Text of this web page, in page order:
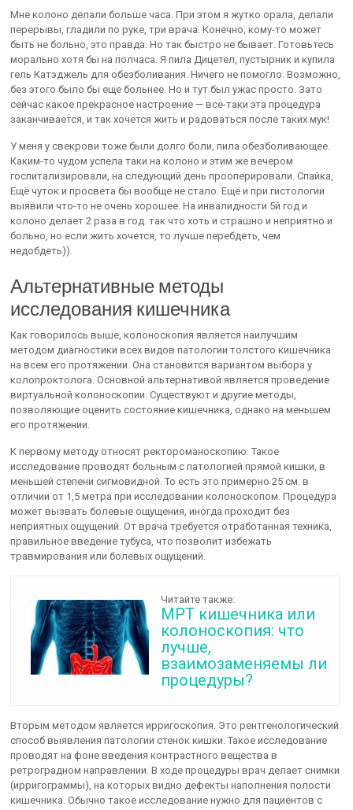
Мне колоно делали больше часа. При этом я жутко орала, делали
перерывы, гладили по руке, три врача. Конечно, кому-то может
быть не больно, это правда. Но так быстро не бывает. Готовьтесь
морально хотя бы на полчаса. Я пила Дицетел, пустырник и купила
гель Катэджель для обезболивания. Ничего не помогло. Возможно,
без этого было бы еще больнее. Но и тут был ужас просто. Зато
сейчас какое прекрасное настроение — все-таки эта процедура
заканчивается, и так хочется жить и радоваться после таких мук!
У меня у свекрови тоже были долго боли, пила обезболивающее.
Каким-то чудом успела таки на колоно и этим же вечером
госпитализировали, на следующий день прооперировали. Спайка,
Ещё чуток и просвета бы вообще не стало. Ещё и при гистологии
выявили что-то не очень хорошее. На инвалидности 5й год и
колоно делает 2 раза в год. так что хоть и страшно и неприятно и
больно, но если жить хочется, то лучше перебдеть, чем
недобдеть)).
Альтернативные методы
исследования кишечника
Как говорилось выше, колоноскопия является наилучшим
методом диагностики всех видов патологии толстого кишечника
на всем его протяжении. Она становится вариантом выбора у
колопроктолога. Основной альтернативой является проведение
виртуальной колоноскопии. Существуют и другие методы,
позволяющие оценить состояние кишечника, однако на меньшем
его протяжении.
К первому методу относят ректороманоскопию. Такое
исследование проводят больным с патологией прямой кишки, в
меньшей степени сигмовидной. То есть это примерно 25 см. в
отличии от 1,5 метра при исследовании колоноскопом. Процедура
может вызвать болевые ощущения, иногда проходит без
неприятных ощущений. От врача требуется отработанная техника,
правильное введение тубуса, что позволит избежать
травмирования или болевых ощущений.
Читайте также:
МРТ кишечника или
колоноскопия: что
лучше,
взаимозаменяемы ли
процедуры?
Вторым методом является ирригоскопия. Это рентгенологический
способ выявления патологии стенок кишки. Такое исследование
проводят на фоне введения контрастного вещества в
ретроградном направлении. В ходе процедуры врач делает снимки
(ирригограммы), на которых видно дефекты наполнения полости
кишечника. Обычно такое исследование нужно для пациентов с